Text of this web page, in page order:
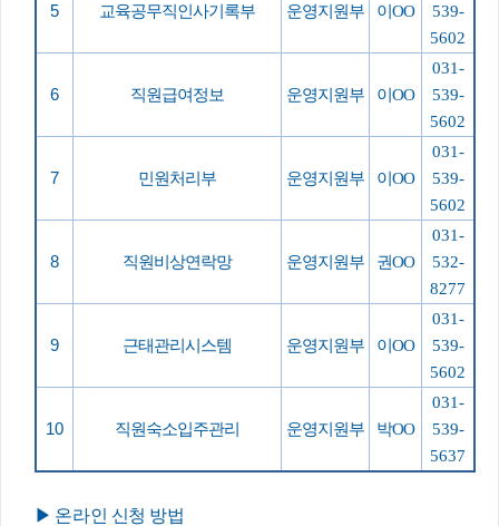
5 교육공무직인사기록부 운영지원부 이OO
539-
5602
6 직원급여정보 운영지원부 이OO
031-
539-
5602
7 민원처리부 운영지원부 이OO
031-
539-
5602
8 직원비상연락망 운영지원부 권OO
031-
532-
8277
9 근태관리시스템 운영지원부 이OO
031-
539-
5602
10 직원숙소입주관리 운영지원부 박OO
031-
539-
5637
▶ 온라인 신청 방법